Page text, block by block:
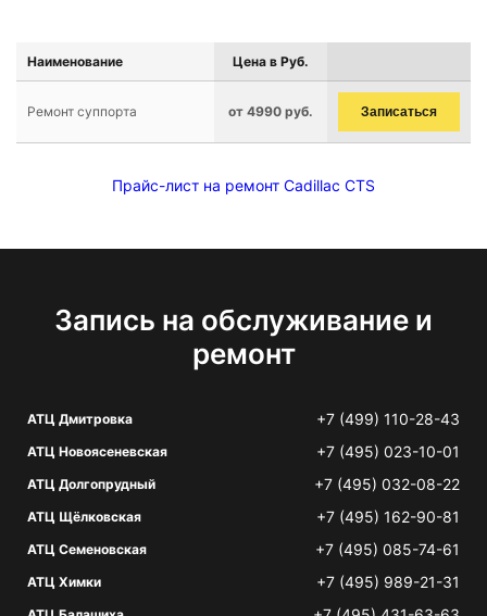
Наименование Цена в Руб.
Ремонт суппорта от 4990 руб. Записаться
Прайс-лист на ремонт Cadillac CTS
Запись на обслуживание и
ремонт
АТЦ Дмитровка +7 (499) 110-28-43
АТЦ Новоясеневская +7 (495) 023-10-01
АТЦ Долгопрудный +7 (495) 032-08-22
АТЦ Щёлковская +7 (495) 162-90-81
АТЦ Семеновская +7 (495) 085-74-61
АТЦ Химки +7 (495) 989-21-31